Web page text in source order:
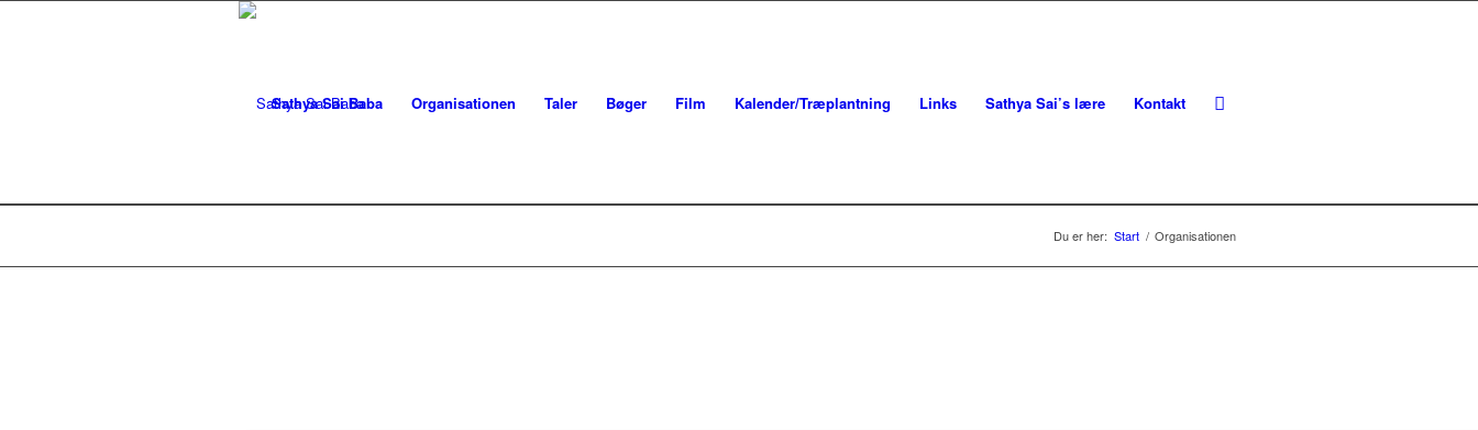
Sathya Sai Baba Organisationen Taler Bøger Film Kalender/Træplantning Links Sathya Sai’s lære Kontakt
Du er her: Start / Organisationen